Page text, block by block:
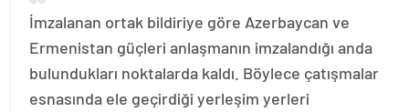
İmzalanan ortak bildiriye göre Azerbaycan ve
Ermenistan güçleri anlaşmanın imzalandığı anda
bulundukları noktalarda kaldı. Böylece çatışmalar
esnasında ele geçirdiği yerleşim yerleri